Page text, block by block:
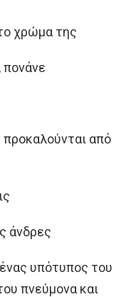
χρώμα της
πονάνε
από
άνδρες
υπότυπος του
πνεύμονα και